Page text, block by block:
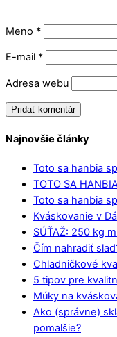
Meno *
E-mail *
Adresa webu
Najnovšie články
Toto sa hanbia
TOTO SA
Toto sa hanbia
Kváskovanie v
SÚŤAŽ: 250 kg
Čím nahradiť
Chladničkové
5 tipov pre
Múky na
Ako (správne)
pomalšie?